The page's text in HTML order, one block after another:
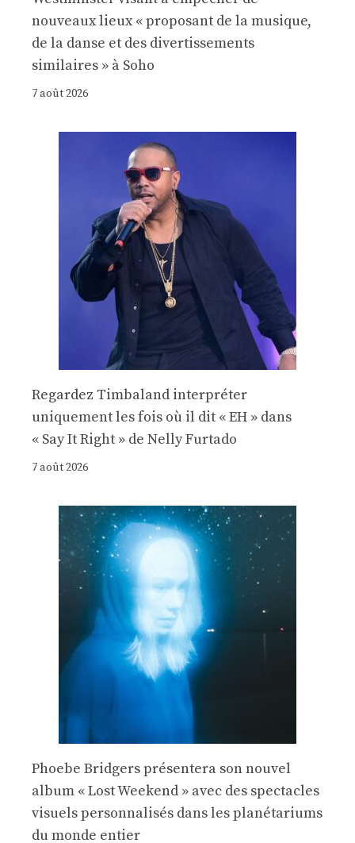
nouveaux lieux « proposant de la musique,
de la danse et des divertissements
similaires » à Soho
7 août 2026
Regardez Timbaland interpréter
uniquement les fois où il dit « EH » dans
« Say It Right » de Nelly Furtado
7 août 2026
Phoebe Bridgers présentera son nouvel
album « Lost Weekend » avec des spectacles
visuels personnalisés dans les planétariums
du monde entier